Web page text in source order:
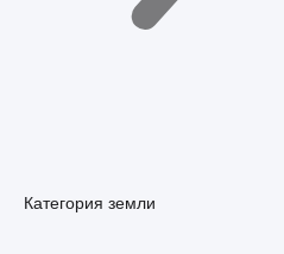
Категория земли